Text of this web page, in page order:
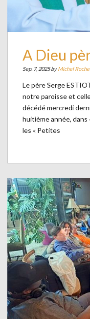
A Dieu
Sep. 7, 2025 byMichel
Le père Serge
notre paroisse et
décédé mercredi
huitième année, dans
les « Petites